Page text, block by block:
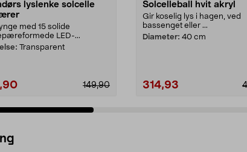
lyslenke solcelle
med 15 solide
LED-...
Transparent
149,90
Solcelleball hvit akryl
Gir koselig lys i hagen, ved
bassenget eller ...
Diameter: 40 cm
314,93